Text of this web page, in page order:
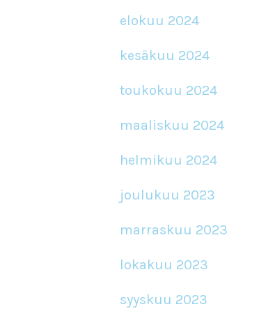
elokuu 2024
kesäkuu 2024
toukokuu 2024
maaliskuu 2024
helmikuu 2024
joulukuu 2023
marraskuu 2023
lokakuu 2023
syyskuu 2023